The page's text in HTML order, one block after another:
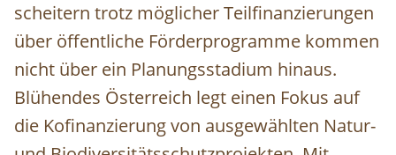
scheitern trotz möglicher Teilfinanzierungen
über öffentliche Förderprogramme kommen
nicht über ein Planungsstadium hinaus.
Blühendes Österreich legt einen Fokus auf
die Kofinanzierung von ausgewählten Natur-